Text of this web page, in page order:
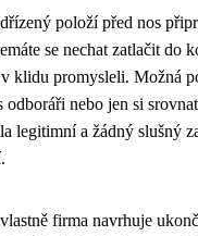
položí před nos
se nechat zatlačit do
v klidu promysleli. Možná
odboráři nebo jen si
legitimní a žádný slušný
firma navrhuje